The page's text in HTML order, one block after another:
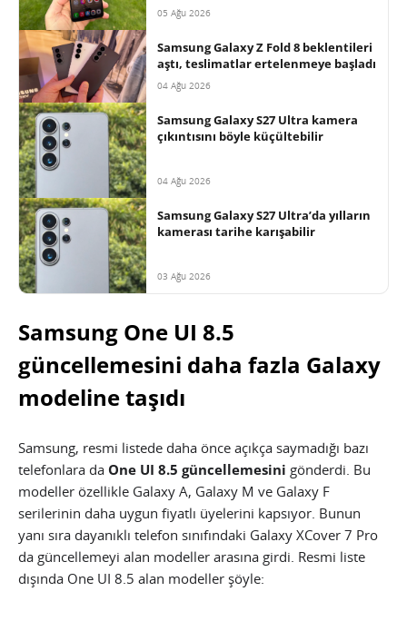
05 Ağu 2026
Samsung Galaxy Z Fold 8 beklentileri
aştı, teslimatlar ertelenmeye başladı
04 Ağu 2026
Samsung Galaxy S27 Ultra kamera
çıkıntısını böyle küçültebilir
04 Ağu 2026
Samsung Galaxy S27 Ultra’da yılların
kamerası tarihe karışabilir
03 Ağu 2026
Samsung One UI 8.5
güncellemesini daha fazla Galaxy
modeline taşıdı
Samsung, resmi listede daha önce açıkça saymadığı bazı
telefonlara da One UI 8.5 güncellemesini gönderdi. Bu
modeller özellikle Galaxy A, Galaxy M ve Galaxy F
serilerinin daha uygun fiyatlı üyelerini kapsıyor. Bunun
yanı sıra dayanıklı telefon sınıfındaki Galaxy XCover 7 Pro
da güncellemeyi alan modeller arasına girdi. Resmi liste
dışında One UI 8.5 alan modeller şöyle: